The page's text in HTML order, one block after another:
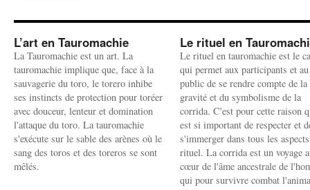
L’art en Tauromachie
La Tauromachie est un art. La
tauromachie implique que, face à la
sauvagerie du toro, le torero inhibe
ses instincts de protection pour toréer
avec douceur, lenteur et domination
l'attaque du toro. La tauromachie
s'exécute sur le sable des arènes où le
sang des toros et des toreros se sont
mêlés.
Le rituel en
Le rituel en tauromachie est le
qui permet aux participants et au
public de se rendre compte de la
gravité et du symbolisme de la
corrida. C'est pour cette raison
est si important de respecter et
s'immerger dans tous les
rituel. La corrida est un voyage
cœur de l'âme ancestrale de
qui pour survivre combat